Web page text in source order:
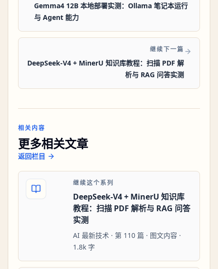
Gemma4 12B 本地部署实测：Ollama 笔记本运行
与 Agent 能力
继续下一篇
DeepSeek-V4 + MinerU 知识库教程：扫描 PDF 解
析与 RAG 问答实测
相关内容
更多相关文章
返回栏目
继续这个系列
DeepSeek-V4 + MinerU 知识库
教程：扫描 PDF 解析与 RAG 问答
实测
AI 最新技术 · 第 110 篇 · 图文内容 ·
1.8k 字